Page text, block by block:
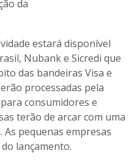
da
estará disponível
Nubank e Sicredi que
das bandeiras Visa e
processadas pela
consumidores e
terão de arcar com uma
pequenas empresas
lançamento.